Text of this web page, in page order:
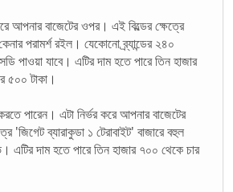
আপনার বাজেটের ওপর। এই বিল্ডের ক্ষেত্রে
পরামর্শ রইল। যেকোনো ব্র্যান্ডের ২৪০
পাওয়া যাবে। এটির দাম হতে পারে তিন হাজার
৫০০ টাকা।
পারেন। এটা নির্ভর করে আপনার বাজেটের
'জিগেট ব্যারাকুডা ১ টেরাবাইট' বাজারে বহুল
এটির দাম হতে পারে তিন হাজার ৭০০ থেকে চার